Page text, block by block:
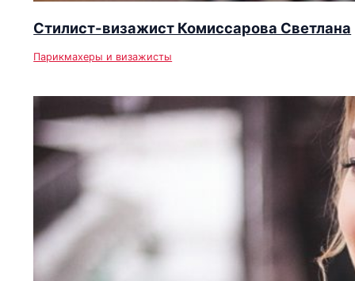
Стилист-визажист Комиссарова Светлана
Парикмахеры и визажисты